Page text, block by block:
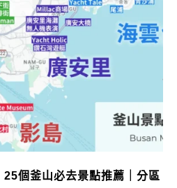
25個釜山必去景點推薦｜分區